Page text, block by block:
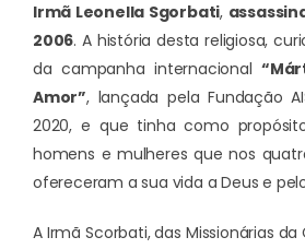
Irmã Leonella Sgorbati,
2006. A história desta religiosa,
da campanha internacional
Amor”, lançada pela Fundação
2020, e que tinha como
homens e mulheres que nos
ofereceram a sua vida a Deus e
A Irmã Scorbati, das Missionárias